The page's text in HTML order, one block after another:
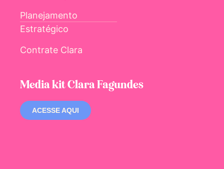
Planejamento
Estratégico
Contrate Clara
Media kit Clara Fagundes
ACESSE AQUI